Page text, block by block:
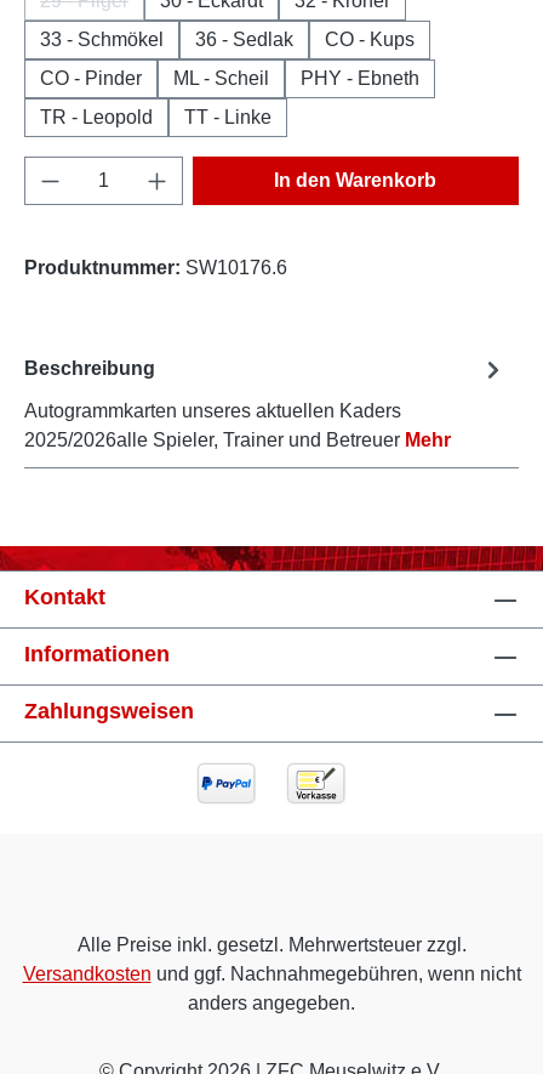
(Diese Option ist zurzeit nicht verfügbar.)
33 - Schmökel
36 - Sedlak
CO - Kups
CO - Pinder
ML - Scheil
PHY - Ebneth
TR - Leopold
TT - Linke
Produkt Anzahl: Gib den gewünschten
In den Warenkorb
Produktnummer: SW10176.6
Beschreibung
Autogrammkarten unseres aktuellen Kaders
2025/2026alle Spieler, Trainer und Betreuer Mehr
Kontakt
Informationen
Zahlungsweisen
Alle Preise inkl. gesetzl. Mehrwertsteuer zzgl.
Versandkosten und ggf. Nachnahmegebühren, wenn nicht
anders angegeben.